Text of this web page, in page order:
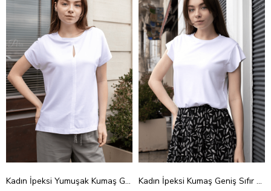
Kadın İpeksi Yumuşak Kumaş Geniş Sıfır Yaka Önü Pencereli Yanları Yırtmaçlı Tshirt Bluz-Beyaz
Kadın İpeksi Kumaş Geniş Sıfır Yaka Kısa Kol Tshirt Bluz-Beyaz